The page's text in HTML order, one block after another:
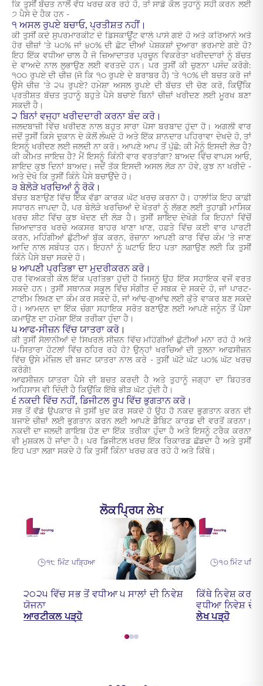
ਕਿ ਤੁਸੀਂ ਬੱਚਤ ਨਾਲੋਂ ਵੱਧ ਖਰਚ ਕਰ ਰਹੇ ਹੋ, ਤਾਂ ਸਾਡੇ ਕੋਲ ਤੁਹਾਨੂੰ ਸਹੀ ਕਰਨ ਲਈ
੭ ਪੈਸੇ ਦੇ ਹੈਕ ਹਨ -
੧ ਅਸਲ ਰੁਪਏ ਬਚਾਓ, ਪ੍ਰਤੀਸ਼ਤ ਨਹੀਂ।
ਕੀ ਤੁਸੀਂ ਕਦੇ ਸੁਪਰਮਾਰਕੀਟ ਦੇ ਡਿਸਕਾਊਂਟ ਵਾਲੇ ਪਾਸੇ ਗਏ ਹੋ ਅਤੇ ਕਰਿਆਨੇ ਅਤੇ
ਹੋਰ ਚੀਜ਼ਾਂ 'ਤੇ ੫੦% ਜਾਂ ੪੦% ਦੀ ਛੋਟ ਦੀਆਂ ਪੇਸ਼ਕਸ਼ਾਂ ਦੁਆਰਾ ਭਰਮਾਏ ਗਏ ਹੋ?
ਇਹ ਇੱਕ ਵਧੀਆ ਚਾਲ ਹੈ ਜੋ ਜ਼ਿਆਦਾਤਰ ਪ੍ਰਚੂਨ ਵਿਕਰੇਤਾ ਖਰੀਦਦਾਰਾਂ ਨੂੰ ਬੱਚਤ
ਦੇ ਵਾਅਦੇ ਨਾਲ ਲੁਭਾਉਣ ਲਈ ਵਰਤਦੇ ਹਨ। ਪਰ ਤੁਸੀਂ ਕੀ ਚੁਣਨਾ ਪਸੰਦ ਕਰੋਗੇ:
੧੦੦ ਰੁਪਏ ਦੀ ਚੀਜ਼ (ਜੋ ਕਿ ੧੦ ਰੁਪਏ ਦੇ ਬਰਾਬਰ ਹੈ) 'ਤੇ ੧੦% ਦੀ ਬਚਤ ਕਰੋ ਜਾਂ
ਉਸੇ ਚੀਜ਼ 'ਤੇ ੨੫ ਰੁਪਏ? ਹਮੇਸ਼ਾ ਅਸਲ ਰੁਪਏ ਦੀ ਬੱਚਤ ਦੀ ਚੋਣ ਕਰੋ, ਕਿਉਂਕਿ
ਪ੍ਰਤੀਸ਼ਤ ਬੱਚਤ ਤੁਹਾਨੂੰ ਬਹੁਤੇ ਪੈਸੇ ਬਚਾਏ ਬਿਨਾਂ ਚੀਜ਼ਾਂ ਖਰੀਦਣ ਲਈ ਮੂਰਖ ਬਣਾ
ਸਕਦੀ ਹੈ।
੨ ਬਿਨਾਂ ਵਜ੍ਹਾ ਖਰੀਦਦਾਰੀ ਕਰਨਾ ਬੰਦ ਕਰੋ।
ਜਲਦਬਾਜ਼ੀ ਵਿੱਚ ਖਰੀਦਣ ਨਾਲ ਬਹੁਤ ਸਾਰਾ ਪੈਸਾ ਬਰਬਾਦ ਹੁੰਦਾ ਹੈ। ਅਗਲੀ ਵਾਰ
ਜਦੋਂ ਤੁਸੀਂ ਕਿਸੇ ਦੁਕਾਨ ਦੇ ਕੋਲੋਂ ਲੰਘਦੇ ਹੋ ਅਤੇ ਇੱਕ ਸ਼ਾਨਦਾਰ ਪਹਿਰਾਵਾ ਦੇਖਦੇ ਹੋ, ਤਾਂ
ਇਸਨੂੰ ਖਰੀਦਣ ਲਈ ਜਲਦੀ ਨਾ ਕਰੋ। ਆਪਣੇ ਆਪ ਤੋਂ ਪੁੱਛੋ: ਕੀ ਮੈਨੂੰ ਇਸਦੀ ਲੋੜ ਹੈ?
ਕੀ ਕੀਮਤ ਜਾਇਜ਼ ਹੈ? ਮੈਂ ਇਸਨੂੰ ਕਿੰਨੀ ਵਾਰ ਵਰਤਾਂਗਾ? ਬਾਅਦ ਵਿੱਚ ਵਾਪਸ ਆਓ,
ਸ਼ਾਇਦ ਕੁਝ ਦਿਨਾਂ ਬਾਅਦ। ਜਦੋਂ ਤੱਕ ਇਸਦੀ ਅਸਲ ਲੋੜ ਨਾ ਹੋਵੇ, ਕੁਝ ਨਾ ਖਰੀਦੋ -
ਅਤੇ ਦੇਖੋ ਕਿ ਤੁਸੀਂ ਕਿੰਨੇ ਪੈਸੇ ਬਚਾਉਂਦੇ ਹੋ।
੩ ਬੇਲੋੜੇ ਖਰਚਿਆਂ ਨੂੰ ਰੋਕੋ।
ਬੱਚਤ ਬਣਾਉਣ ਵਿੱਚ ਇੱਕ ਵੱਡਾ ਕਾਰਕ ਘੱਟ ਖਰਚ ਕਰਨਾ ਹੈ। ਹਾਲਾਂਕਿ ਇਹ ਕਾਫ਼ੀ
ਸਧਾਰਨ ਜਾਪਦਾ ਹੈ, ਪਰ ਬੇਲੋੜੇ ਖਰਚਿਆਂ ਦੇ ਖੇਤਰਾਂ ਨੂੰ ਲੱਭਣ ਲਈ ਤੁਹਾਡੀ ਮਾਸਿਕ
ਖਰਚ ਸ਼ੀਟ ਵਿੱਚ ਕੁਝ ਖੋਦਣ ਦੀ ਲੋੜ ਹੈ। ਤੁਸੀਂ ਸ਼ਾਇਦ ਦੇਖੋਗੇ ਕਿ ਇਹਨਾਂ ਵਿੱਚੋਂ
ਜ਼ਿਆਦਾਤਰ ਖਰਚੇ ਅਕਸਰ ਬਾਹਰ ਖਾਣਾ ਖਾਣ, ਹਫ਼ਤੇ ਵਿੱਚ ਕਈ ਵਾਰ ਪਾਰਟੀ
ਕਰਨ, ਮਹਿੰਗੀਆਂ ਛੁੱਟੀਆਂ ਬੁੱਕ ਕਰਨ, ਰੋਜ਼ਾਨਾ ਆਪਣੀ ਕਾਰ ਵਿੱਚ ਕੰਮ 'ਤੇ ਜਾਣ
ਆਦਿ ਨਾਲ ਸਬੰਧਤ ਹਨ। ਇਹਨਾਂ ਨੂੰ ਘਟਾਓ ਇਹ ਪਤਾ ਲਗਾਉਣ ਲਈ ਕਿ ਤੁਸੀਂ
ਕਿੰਨੇ ਪੈਸੇ ਬਚਾ ਸਕਦੇ ਹੋ।
੪ ਆਪਣੀ ਪ੍ਰਤਿਭਾ ਦਾ ਮੁਦਰੀਕਰਨ ਕਰੋ।
ਹਰ ਵਿਅਕਤੀ ਕੋਲ ਇੱਕ ਪ੍ਰਤਿਭਾ ਹੁੰਦੀ ਹੈ ਜਿਸਨੂੰ ਉਹ ਇੱਕ ਸਹਾਇਕ ਵਜੋਂ ਵਰਤ
ਸਕਦੇ ਹਨ। ਤੁਸੀਂ ਸਥਾਨਕ ਸਕੂਲ ਵਿੱਚ ਸੰਗੀਤ ਦੇ ਸਬਕ ਦੇ ਸਕਦੇ ਹੋ, ਜਾਂ ਪਾਰਟ-
ਟਾਈਮ ਲਿਖਣ ਦਾ ਕੰਮ ਕਰ ਸਕਦੇ ਹੋ, ਜਾਂ ਆਂਢ-ਗੁਆਂਢ ਲਈ ਕੁੱਤੇ ਵਾਕਰ ਬਣ ਸਕਦੇ
ਹੋ। ਆਮਦਨ ਦਾ ਇੱਕ ਚੰਗਾ ਸਹਾਇਕ ਸਰੋਤ ਬਣਾਉਣ ਲਈ ਆਪਣੇ ਜਨੂੰਨ ਤੋਂ ਪੈਸਾ
ਕਮਾਉਣ ਦਾ ਹਮੇਸ਼ਾ ਇੱਕ ਤਰੀਕਾ ਹੁੰਦਾ ਹੈ।
੫ ਆਫ-ਸੀਜ਼ਨ ਵਿੱਚ ਯਾਤਰਾ ਕਰੋ।
ਕੀ ਤੁਸੀਂ ਸੈਲਾਨੀਆਂ ਦੇ ਸਿਖਰਲੇ ਸੀਜ਼ਨ ਵਿੱਚ ਮਹਿੰਗੀਆਂ ਛੁੱਟੀਆਂ ਮਨਾ ਰਹੇ ਹੋ ਅਤੇ
੫-ਸਿਤਾਰਾ ਹੋਟਲਾਂ ਵਿੱਚ ਠਹਿਰ ਰਹੇ ਹੋ? ਉਨ੍ਹਾਂ ਖਰਚਿਆਂ ਦੀ ਤੁਲਨਾ ਆਫਸੀਜ਼ਨ
ਵਿੱਚ ਉਸੇ ਮੰਜ਼ਿਲ ਦੀ ਬਜਟ ਯਾਤਰਾ ਨਾਲ ਕਰੋ - ਤੁਸੀਂ ਘੱਟੋ ਘੱਟ ੫੦% ਘੱਟ ਖਰਚ
ਕਰੋਗੇ!
ਆਫਸੀਜ਼ਨ ਯਾਤਰਾ ਪੈਸੇ ਦੀ ਬਚਤ ਕਰਦੀ ਹੈ ਅਤੇ ਤੁਹਾਨੂੰ ਜਗ੍ਹਾ ਦਾ ਬਿਹਤਰ
ਅਹਿਸਾਸ ਵੀ ਦਿੰਦੀ ਹੈ ਕਿਉਂਕਿ ਇੱਥੇ ਭੀੜ ਘੱਟ ਹੁੰਦੀ ਹੈ।
੬ ਨਕਦੀ ਵਿੱਚ ਨਹੀਂ, ਡਿਜੀਟਲ ਰੂਪ ਵਿੱਚ ਭੁਗਤਾਨ ਕਰੋ।
ਸਭ ਤੋਂ ਵੱਡੇ ਉਪਕਾਰ ਜੋ ਤੁਸੀਂ ਖੁਦ ਕਰ ਸਕਦੇ ਹੋ ਉਹ ਹੈ ਨਕਦ ਭੁਗਤਾਨ ਕਰਨ ਦੀ
ਬਜਾਏ ਚੀਜ਼ਾਂ ਲਈ ਭੁਗਤਾਨ ਕਰਨ ਲਈ ਆਪਣੇ ਡੈਬਿਟ ਕਾਰਡ ਦੀ ਵਰਤੋਂ ਕਰਨਾ।
ਨਕਦੀ ਦਾ ਜਲਦੀ ਗਾਇਬ ਹੋਣ ਦਾ ਇੱਕ ਤਰੀਕਾ ਹੁੰਦਾ ਹੈ ਅਤੇ ਇਸਨੂੰ ਟਰੈਕ ਕਰਨਾ
ਵੀ ਮੁਸ਼ਕਲ ਹੋ ਜਾਂਦਾ ਹੈ। ਪਰ ਡਿਜੀਟਲ ਖਰਚ ਇੱਕ ਰਿਕਾਰਡ ਛੱਡਦਾ ਹੈ ਅਤੇ ਤੁਸੀਂ
ਇਹ ਪਤਾ ਲਗਾ ਸਕਦੇ ਹੋ ਕਿ ਤੁਸੀਂ ਕਿੰਨਾ ਖਰਚ ਕਰ ਰਹੇ ਹੋ ਅਤੇ ਕਿੱਥੇ।
ਲੋਕਪ੍ਰਿਯ ਲੇਖ
੧੮ ਮਿੰਟ ਪੜ੍ਹਿਆ
੨੦੨੫ ਵਿੱਚ ਸਭ ਤੋਂ ਵਧੀਆ ੫ ਸਾਲਾਂ ਦੀ ਨਿਵੇਸ਼
ਯੋਜਨਾ
ਆਰਟੀਕਲ ਪੜ੍ਹੋ
੧੦ ਮਿੰਟ
ਕਿੱਥੇ ਨਿਵੇਸ਼
ਵਧੀਆ ਨਿਵੇਸ਼ ਦੇ
ਲੇਖ ਪੜ੍ਹੋ